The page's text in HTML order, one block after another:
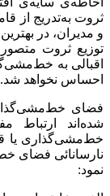
ثروت به‌تدریج از
و مدیران، در
توزیع ثروت متصور
اقبالی به
احساس نخواهد شد.
فضای
شده‌اند ارتباط
خط‌مشی‌گذاری یا
نارسانائی فضای
نمود: